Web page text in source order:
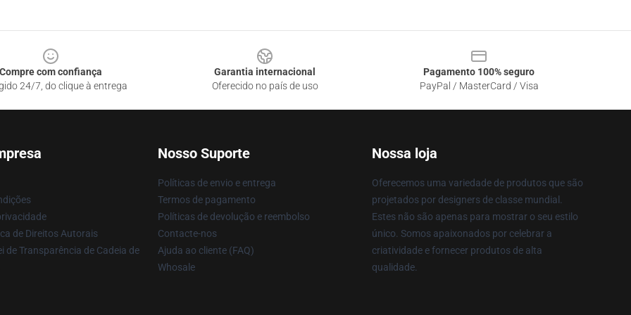
Compre com confiança
24/7, do clique à entrega
Garantia internacional
Oferecido no país de uso
Pagamento 100% seguro
PayPal / MasterCard / Visa
de Direitos Autorais
de Transparência de Cadeia de
Nosso Suporte
Políticas de envio e entrega
Termos de pagamento
Políticas de devolução e reembolso
Contacte-nos
Ajuda ao cliente (FAQ)
Whosale
Nossa loja
Oferecemos uma variedade de produtos que são
projetados por designers de classe mundial.
Estes não são apenas para mostrar o seu estilo
único. Somos apaixonados por celebrar a
criatividade e fornecer produtos de alta
qualidade.